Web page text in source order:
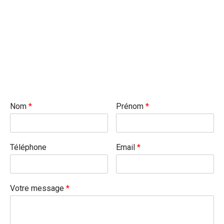
Nom * Prénom*
Téléphone Email*
Votre message *